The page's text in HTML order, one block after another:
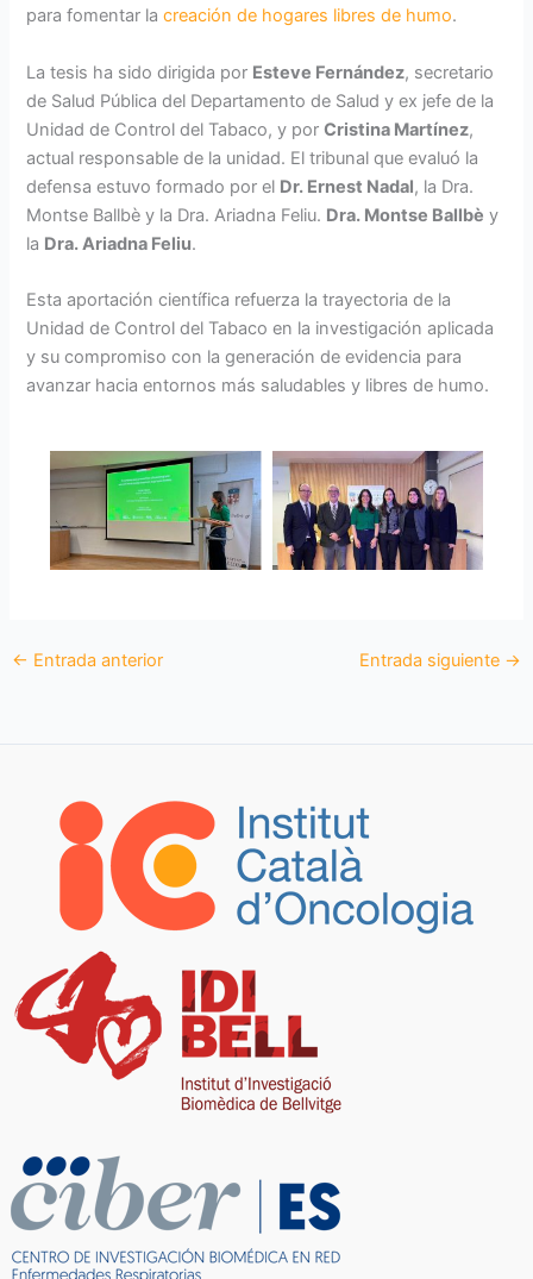
para fomentar lacreación de hogares libres de humo.
La tesis ha sido dirigida por Esteve Fernández, secretario
de Salud Pública del Departamento de Salud y ex jefe de la
Unidad de Control del Tabaco, y porCristina Martínez,
actual responsable de la unidad. El tribunal que evaluó la
defensa estuvo formado por el Dr. Ernest Nadal, la Dra.
Montse Ballbè y la Dra. Ariadna Feliu. Dra. Montse Ballbè y
la Dra. Ariadna Feliu.
Esta aportación científica refuerza la trayectoria de la
Unidad de Control del Tabaco en la investigación aplicada
y su compromiso con la generación de evidencia para
avanzar hacia entornos más saludables y libres de humo.
← Entrada anterior Entrada siguiente →